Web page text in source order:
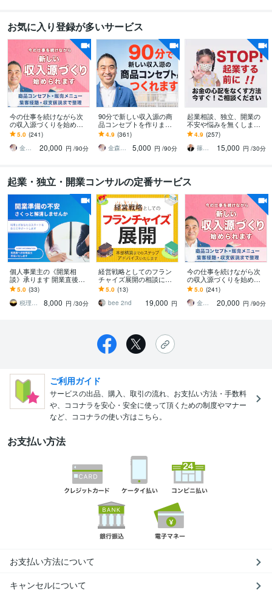
お気に入り登録が多いサービス
今の仕事を続けながら次
の収入源づくりを始めら
れます 独自ポジションづ
くりからメニュー・集客
経路・収支仮説まで整理
5.0 (241)
金森正治
20,000 円 /90分
90分で新しい収入源の商
品コンセプトを作ります
弱み×強みで競合と比較さ
れない独自ポジションを
整理します
4.9 (361)
金森正治
5,000 円 /90分
起業相談、独立、開業の
不安や悩みを無くします 1
8の質問で悩みに回答。希
望者には15分ビデオチャ
ットOK！
4.9 (257)
篠田圭三
15,000 円 /30分
起業・独立・開業コンサルの定番サービス
個人事業主の《開業相
談》承ります 開業直後の
方、今から開業される方
はぜひ！スタートから順
調に！
5.0 (33)
税理士ひなた
8,000 円 /30分
経営戦略としてのフラン
チャイズ展開の相談に乗
ります フランチャイズ化
する為に確認する点やス
テップをお伝えします！
5.0 (13)
bee 2nd
19,000 円
今の仕事を続けながら次
の収入源づくりを始めら
れます 独自ポジションづ
くりからメニュー・集客
経路・収支仮説まで整理
5.0 (241)
金森正治
20,000 円 /90分
ご利用ガイド
サービスの出品、購入、取引の流れ、お支払い方法・手数料
や、ココナラを安心・安全に使って頂くための制度やマナー
など、ココナラの使い方はこちら。
お支払い方法
お支払い方法について
キャンセルについて